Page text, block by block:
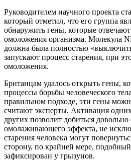
Руководителем научного проекта
который отметил, что его группа
обнаружить гены, которые
омоложения организма. Молекула
должна была полностью
запускают процесс старения, при
омоложения.
Британцам удалось открыть гены,
процессы борьбы человеческого
правильном подходе, эти гены
считают эксперты. Активация
других позволит добиться довольно
омолаживающего эффекта, не
старения человека могут
сторону, по крайней мере,
зафиксирован у грызунов.